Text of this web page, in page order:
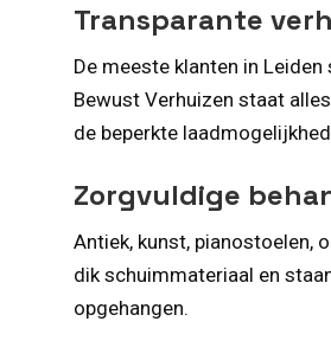
Transparante
De meeste klanten in
Bewust Verhuizen staat
de beperkte
Zorgvuldige
Antiek, kunst, pianostoelen,
dik schuimmateriaal en
opgehangen.